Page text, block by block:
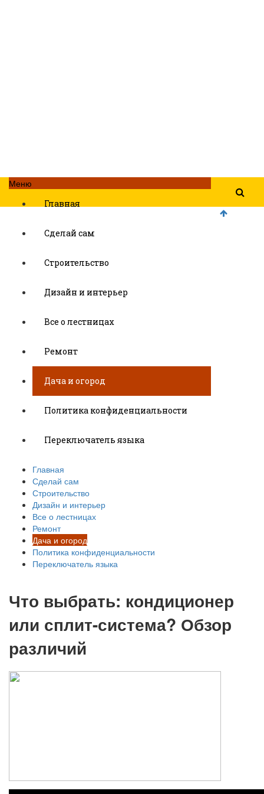
Меню
Главная
Сделай сам
Строительство
Дизайн и интерьер
Все о лестницах
Ремонт
Дача и огород
Политика конфиденциальности
Переключатель языка
Главная
Сделай сам
Строительство
Дизайн и интерьер
Все о лестницах
Ремонт
Дача и огород
Политика конфиденциальности
Переключатель языка
Что выбрать: кондиционер
или сплит-система? Обзор
различий